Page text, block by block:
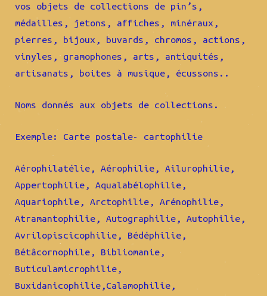
vos objets de collections de pin’s,
médailles, jetons, affiches, minéraux,
pierres, bijoux, buvards, chromos, actions,
vinyles, gramophones, arts, antiquités,
artisanats, boites à musique, écussons..
Noms donnés aux objets de collections.
Exemple: Carte postale- cartophilie
Aérophilatélie, Aérophilie, Ailurophilie,
Appertophilie, Aqualabélophilie,
Aquariophile, Arctophilie, Arénophilie,
Atramantophilie, Autographilie, Autophilie,
Avrilopiscicophilie, Bédéphilie,
Bétâcornophile, Bibliomanie,
Buticulamicrophilie,
Buxidanicophilie,Calamophilie,